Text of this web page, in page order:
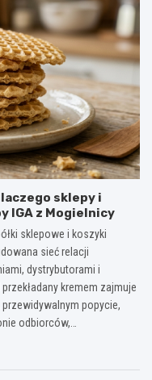
sklepy i
IGA z Mogielnicy
sklepowe i koszyki
sieć relacji
dystrybutorami i
kremem zajmuje
popycie,
odbiorców,…